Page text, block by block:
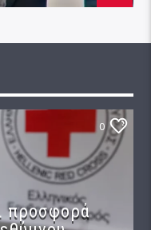
0
προσφορά